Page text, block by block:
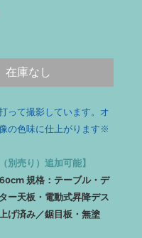
在庫なし
って撮影しています。オ
の色味に仕上がります※
別売り）追加可能】
規格：テーブル・デ
ー天板・電動式昇降デス
げ済み／鋸目板・無塗